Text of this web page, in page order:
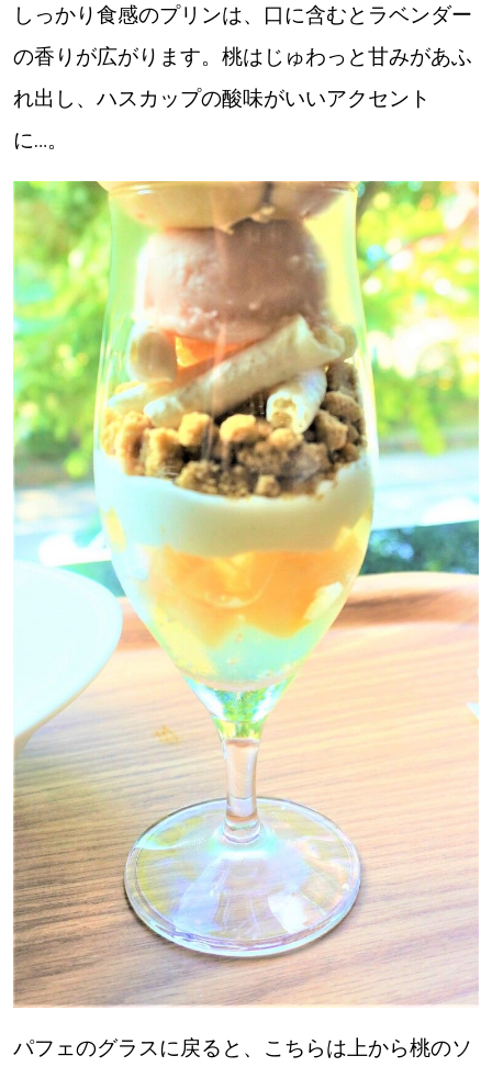
しっかり食感のプリンは、口に含むとラベンダー
の香りが広がります。桃はじゅわっと甘みがあふ
れ出し、ハスカップの酸味がいいアクセント
に…。
パフェのグラスに戻ると、こちらは上から桃のソ